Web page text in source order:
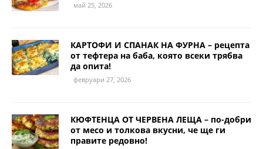
май 25, 2026
КАРТОФИ И СПАНАК НА ФУРНА – рецепта
от тефтера на баба, която всеки трябва
да опита!
февруари 27, 2026
КЮФТЕНЦА ОТ ЧЕРВЕНА ЛЕЩА – по-добри
от месо и толкова вкусни, че ще ги
правите редовно!